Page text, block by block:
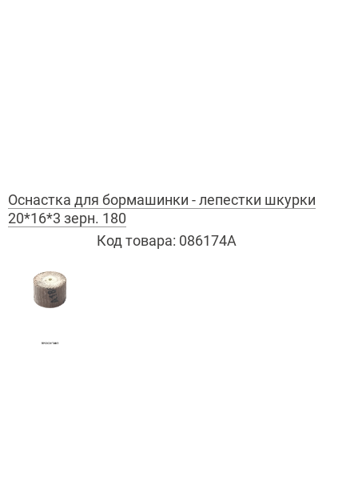
Оснастка для бормашинки - лепестки шкурки
20*16*3 зерн. 180
Код товара: 086174А